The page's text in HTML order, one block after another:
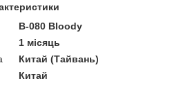
B-080 Bloody
1 місяць
Китай (Тайвань)
Китай